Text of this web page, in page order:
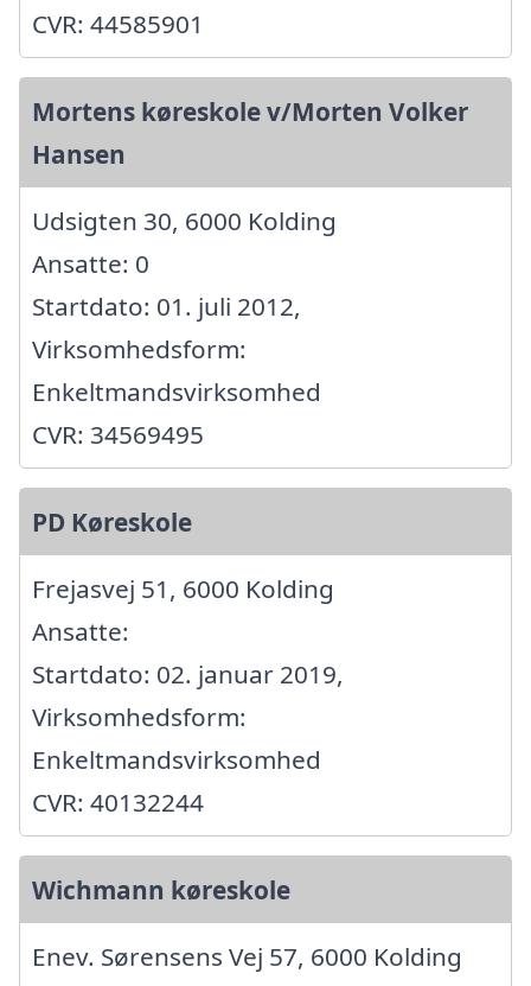
CVR: 44585901
Mortens køreskole v/Morten Volker
Hansen
Udsigten 30, 6000 Kolding
Ansatte: 0
Startdato: 01. juli 2012,
Virksomhedsform:
Enkeltmandsvirksomhed
CVR: 34569495
PD Køreskole
Frejasvej 51, 6000 Kolding
Ansatte:
Startdato: 02. januar 2019,
Virksomhedsform:
Enkeltmandsvirksomhed
CVR: 40132244
Wichmann køreskole
Enev. Sørensens Vej 57, 6000 Kolding